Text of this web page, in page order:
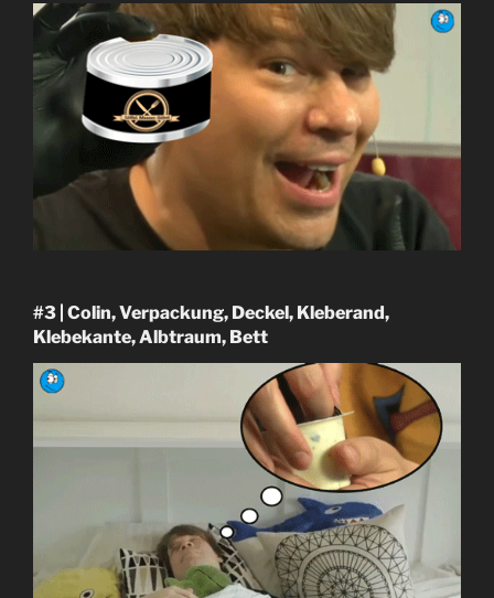
#3 | Colin, Verpackung, Deckel, Kleberand,
Klebekante, Albtraum, Bett